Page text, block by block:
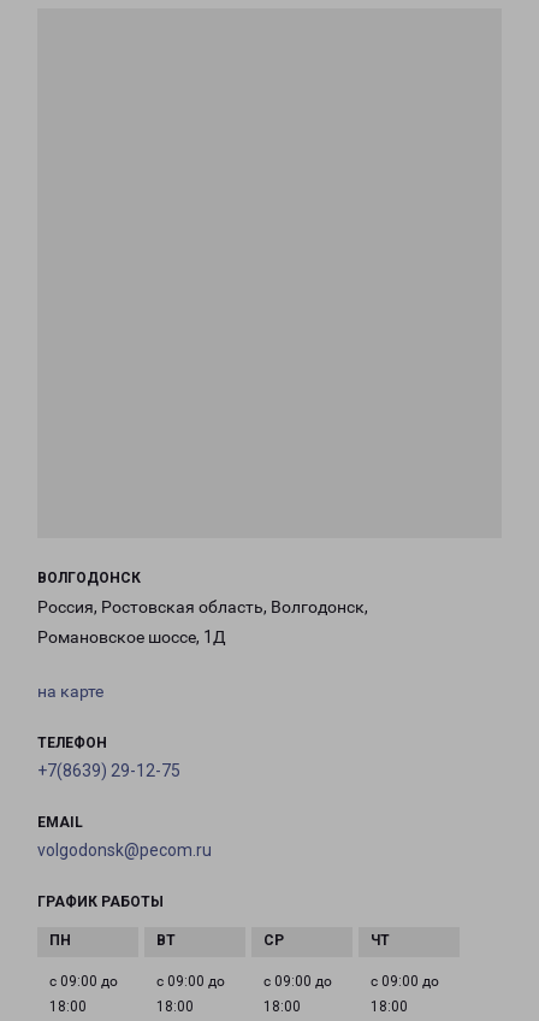
ВОЛГОДОНСК
Россия, Ростовская область, Волгодонск,
Романовское шоссе, 1Д
на карте
ТЕЛЕФОН
+7(8639) 29-12-75
EMAIL
volgodonsk@pecom.ru
ГРАФИК РАБОТЫ
с 09:00 до
18:00
с 09:00 до
18:00
с 09:00 до
18:00
с 09:00 до
18:00